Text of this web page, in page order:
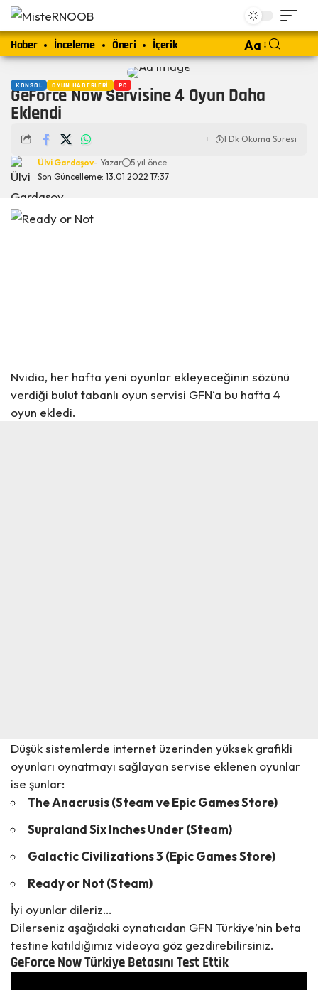
Haber İnceleme Öneri İçerik Aa
KONSOL OYUN HABERLERI PC
GeForce Now Servisine 4 Oyun Daha
Eklendi
Son Güncelleme: 13.01.2022 17:37
Ülvi Gardaşov- Yazar 5 yıl önce
1 Dk Okuma Süresi
Nvidia, her hafta yeni oyunlar ekleyeceğinin sözünü
verdiği bulut tabanlı oyun servisi GFN‘a bu hafta 4
oyun ekledi.
Düşük sistemlerde internet üzerinden yüksek grafikli
oyunları oynatmayı sağlayan servise eklenen oyunlar
ise şunlar:
The Anacrusis (Steam ve Epic Games Store)
Supraland Six Inches Under (Steam)
Galactic Civilizations 3 (Epic Games Store)
Ready or Not (Steam)
İyi oyunlar dileriz…
Dilerseniz aşağıdaki oynatıcıdan GFN Türkiye’nin beta
testine katıldığımız videoya göz gezdirebilirsiniz.
GeForce Now Türkiye Betasını Test Ettik